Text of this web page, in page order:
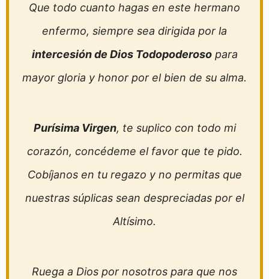
Que todo cuanto hagas en este hermano
enfermo, siempre sea dirigida por la
intercesión de Dios Todopoderosopara
mayor gloria y honor por el bien de su alma.
Purísima Virgen, te suplico con todo mi
corazón, concédeme el favor que te pido.
Cobíjanos en tu regazo y no permitas que
nuestras súplicas sean despreciadas por el
Altísimo.
Ruega a Dios por nosotros para que nos